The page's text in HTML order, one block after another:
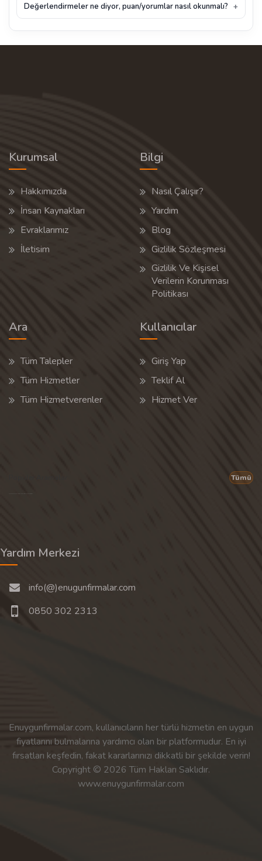
Değerlendirmeler ne diyor, puan/yorumlar nasıl okunmalı?
Kurumsal
Hakkımızda
İnsan Kaynakları
Evraklarımız
İletisim
Bilgi
Nasıl Çalışır?
Yardım
Blog
Gizlilik Sözleşmesi
Gizlilik Ve Kişisel
Verilerin Korunması
Politikası
Ara
Tüm Talepler
Tüm Hizmetler
Tüm Hizmetverenler
Kullanıcılar
Giriş Yap
Teklif Al
Hizmet Ver
Tümü
Yardım Merkezi
info(@)enugunfirmalar.com
0850 302 2313
Enuygunfirmalar.com, kullanıcıların her türlü hizmetin en uygun
fiyatlarını bulmalarına yardımcı olan bir platformudur. En iyi
fırsatları keşfedin, fakat kararlarınızı dikkatli bir şekilde verin!
Copyright © 2026 Tüm Hakları Saklıdır.
www.enuygunfirmalar.com